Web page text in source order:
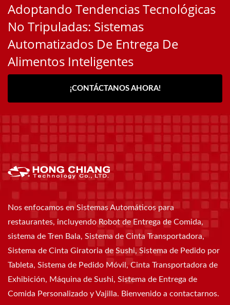
Adoptando Tendencias Tecnológicas
No Tripuladas: Sistemas
Automatizados De Entrega De
Alimentos Inteligentes
¡CONTÁCTANOS AHORA!
Nos enfocamos en Sistemas Automáticos para
restaurantes, incluyendo Robot de Entrega de Comida,
sistema de Tren Bala, Sistema de Cinta Transportadora,
Sistema de Cinta Giratoria de Sushi, Sistema de Pedido por
Tableta, Sistema de Pedido Móvil, Cinta Transportadora de
Exhibición, Máquina de Sushi, Sistema de Entrega de
Comida Personalizado y Vajilla. Bienvenido a contactarnos.